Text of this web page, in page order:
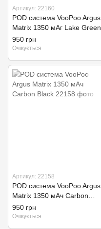
Артикул: 22160
POD система VooPoo Argus
Matrix 1350 мАг Lake Green
950 грн
Очікується
Артикул: 22158
POD система VooPoo Argus
Matrix 1350 мАч Carbon
Black
950 грн
Очікується